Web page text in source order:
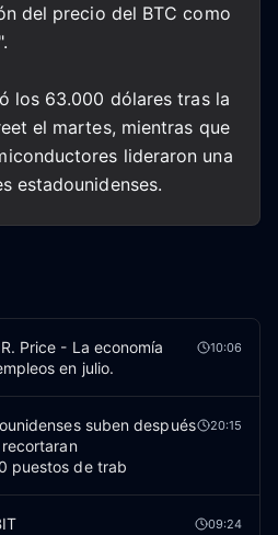
del precio del BTC como
los 63.000 dólares tras la
el martes, mientras que
lideraron una
estadounidenses.
Price - La economía
en julio.
10:06
suben después
puestos de trab
20:15
09:24